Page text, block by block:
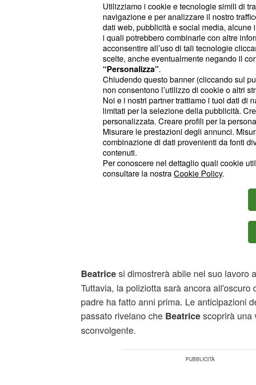
continuerà a essere sconvoltaper la
commissario, un evento che metterà a
stabilità emotiva. Fortunatamente, la figlia
contare sull'aiuto di Anna, che sarà
Giancarlo, una figura paterna per lei.
indagini sull'omicidio di Zan proseguiranno
Luca, che si avvarrà della preziosa
Beatrice indaga con
conosce ancora i segreti
Beatricesi dimostrerà abile nel suo lavoro
Tuttavia, la poliziotta sarà ancora all'oscuro
padre ha fatto anni prima. Le anticipazioni
passato rivelano che Beatricescoprirà una
sconvolgente.
Utilizziamo i cookie e tecnologie simili di
navigazione e per analizzare il nostro
dati web, pubblicità e social media, alcune
i quali potrebbero combinarle con altre
acconsentire all’uso di tali tecnologie
scelte, anche eventualmente negando il
“Personalizza”.
Chiudendo questo banner (cliccando sul
non consentono l’utilizzo di cookie o altri
Noi e i nostri partner trattiamo i tuoi dati di
limitati per la selezione della pubblicità.
personalizzata. Creare profili per la
Misurare le prestazioni degli annunci.
combinazione di dati provenienti da fonti
contenuti.
Per conoscere nel dettaglio quali cookie
consultare la nostraCookie Policy.